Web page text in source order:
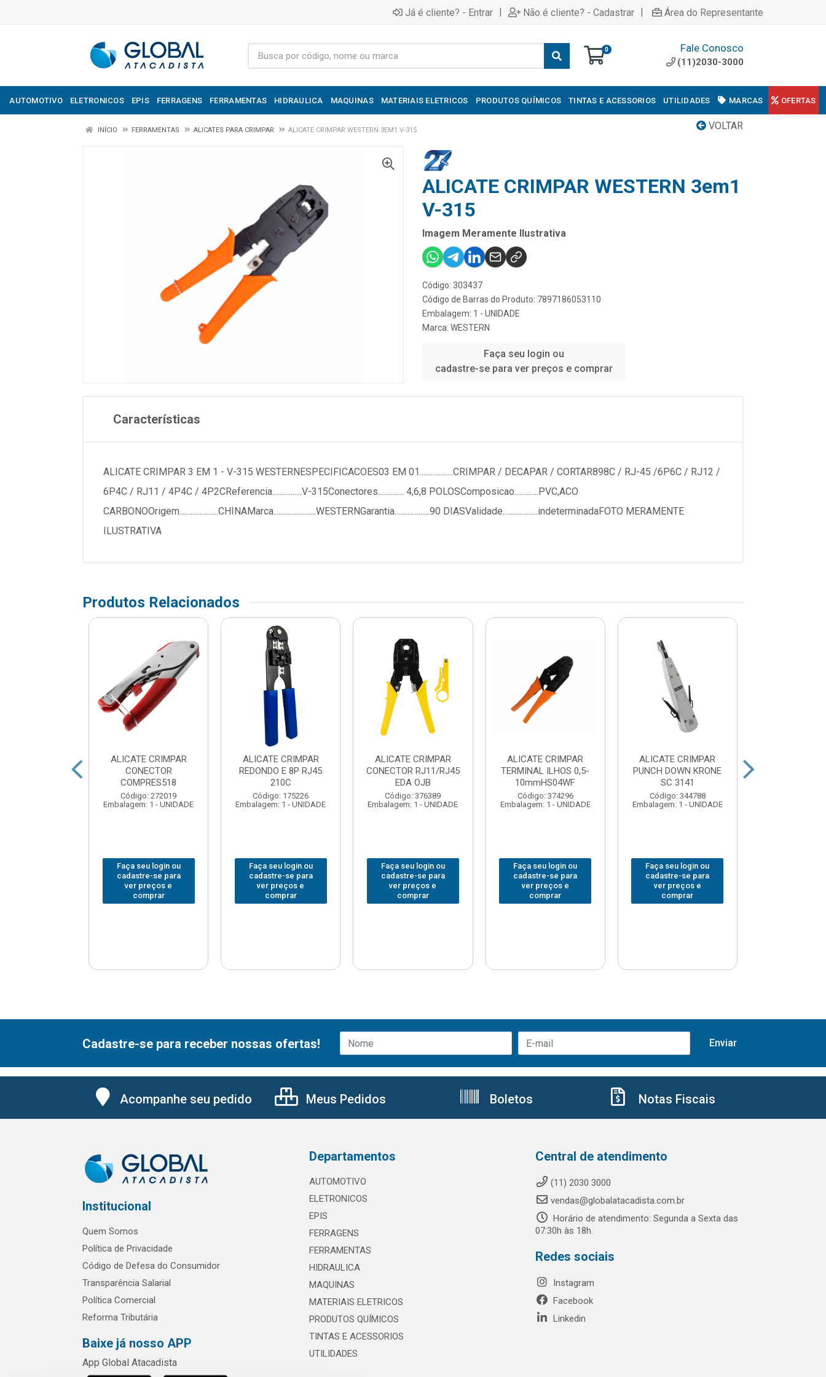
Já é cliente? - Entrar | Não é cliente? - Cadastrar | Área do Representante
0 Fale Conosco
(11)2030-3000
AUTOMOTIVO ELETRONICOS EPIS FERRAGENS FERRAMENTAS HIDRAULICA MAQUINAS MATERIAIS ELETRICOS PRODUTOS QUÍMICOS TINTAS E ACESSORIOS UTILIDADES MARCAS OFERTAS
VOLTAR
INÍCIO FERRAMENTAS ALICATES PARA CRIMPAR ALICATE CRIMPAR WESTERN 3EM1 V-315
ALICATE CRIMPAR WESTERN 3em1
V-315
Imagem Meramente Ilustrativa
Código: 303437
Código de Barras do Produto: 7897186053110
Embalagem: 1 - UNIDADE
Marca: WESTERN
Faça seu login ou
cadastre-se para ver preços e comprar
Características
ALICATE CRIMPAR 3 EM 1 - V-315 WESTERNESPECIFICACOES03 EM 01..................CRIMPAR / DECAPAR / CORTAR898C / RJ-45 /6P6C / RJ12 /
6P4C / RJ11 / 4P4C / 4P2CReferencia................V-315Conectores.............. 4,6,8 POLOSComposicao.............PVC,ACO
CARBONOOrigem.....................CHINAMarca.......................WESTERNGarantia...................90 DIASValidade...................indeterminadaFOTO MERAMENTE
ILUSTRATIVA
Produtos Relacionados
ALICATE CRIMPAR
CONECTOR
COMPRES518
Código: 272019
Embalagem: 1 - UNIDADE
Faça seu login ou
cadastre-se para
ver preços e
comprar
ALICATE CRIMPAR
REDONDO E 8P RJ45
210C
Código: 175226
Embalagem: 1 - UNIDADE
Faça seu login ou
cadastre-se para
ver preços e
comprar
ALICATE CRIMPAR
CONECTOR RJ11/RJ45
EDA OJB
Código: 376389
Embalagem: 1 - UNIDADE
Faça seu login ou
cadastre-se para
ver preços e
comprar
ALICATE CRIMPAR
TERMINAL ILHOS 0,5-
10mmHS04WF
Código: 374296
Embalagem: 1 - UNIDADE
Faça seu login ou
cadastre-se para
ver preços e
comprar
ALICATE CRIMPAR
PUNCH DOWN KRONE
SC 3141
Código: 344788
Embalagem: 1 - UNIDADE
Faça seu login ou
cadastre-se para
ver preços e
comprar
Cadastre-se para receber nossas ofertas!
Acompanhe seu pedido Meus Pedidos Boletos Notas Fiscais
Institucional
Quem Somos
Política de Privacidade
Código de Defesa do Consumidor
Transparência Salarial
Política Comercial
Reforma Tributária
Baixe já nosso APP
App Global Atacadista
Departamentos
AUTOMOTIVO
ELETRONICOS
EPIS
FERRAGENS
FERRAMENTAS
HIDRAULICA
MAQUINAS
MATERIAIS ELETRICOS
PRODUTOS QUÍMICOS
TINTAS E ACESSORIOS
UTILIDADES
Central de atendimento
(11) 2030 3000
vendas@globalatacadista.com.br
Horário de atendimento: Segunda a Sexta das
07:30h às 18h.
Redes sociais
Instagram
Facebook
Linkedin